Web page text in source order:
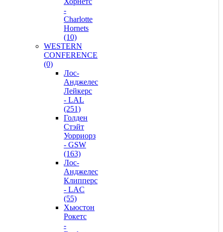
-
Charlotte
Hornets
(10)
WESTERN
CONFERENCE
(0)
Лос-
Анджелес
Лейкерс
- LAL
(251)
Голден
Стэйт
Уорриорз
- GSW
(163)
Лос-
Анджелес
Клипперс
- LAC
(55)
Хьюстон
Рокетс
-